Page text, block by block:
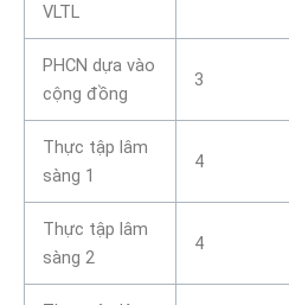
VLTL
PHCN dựa vào
cộng đồng
3
Thực tập lâm
sàng 1
4
Thực tập lâm
sàng 2
4